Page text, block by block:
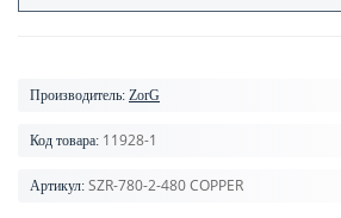
Производитель: ZorG
Код товара: 11928-1
Артикул: SZR-780-2-480 COPPER